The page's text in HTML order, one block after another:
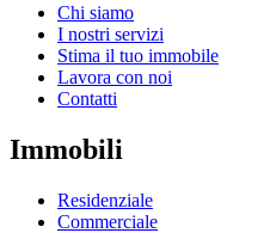
Chi siamo
I nostri servizi
Stima il tuo immobile
Lavora con noi
Contatti
Immobili
Residenziale
Commerciale